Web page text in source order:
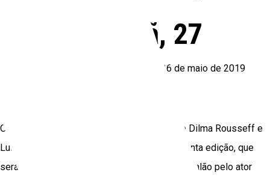
amanhã, 27
26 de maio de 2019
O embaixador Celso Amorim, ex-ministro de Dilma Rousseff e
Lula, participa da mesa de abertura desta quinta edição, que
será precedida da leitura de carta de Lula ao Salão pelo ator